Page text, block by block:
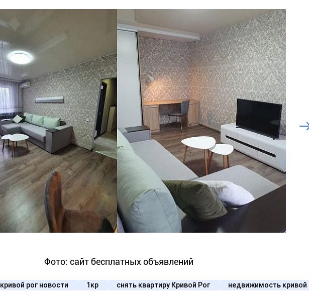
Фото: сайт бесплатных объявлений
кривой рог новости 1кр снять квартиру Кривой Рог недвижимость кривой